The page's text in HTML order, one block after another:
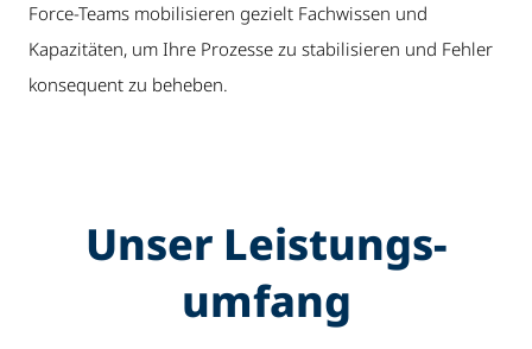
Force-Teams mobilisieren gezielt Fachwissen und
Kapazitäten, um Ihre Prozesse zu stabilisieren und Fehler
konsequent zu beheben.
Unser Leistungs­
umfang